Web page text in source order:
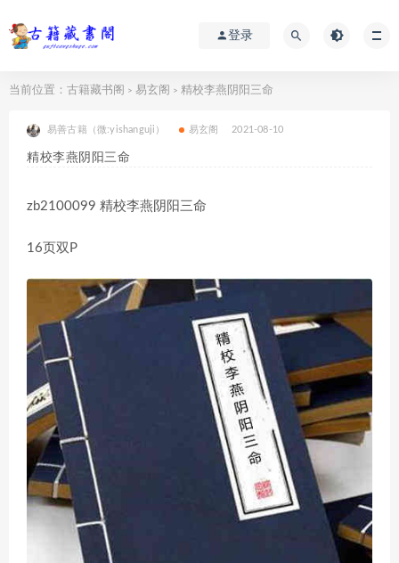
登录
当前位置： 古籍藏书阁 > 易玄阁 > 精校李燕阴阳三命
易善古籍（微:yishanguji） 易玄阁 2021-08-10
精校李燕阴阳三命
zb2100099 精校李燕阴阳三命
16页双P